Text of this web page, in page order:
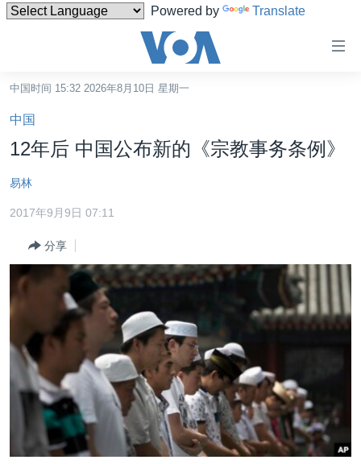
Powered by Translate
碍
链
跳
内
导
跳
台湾
港澳
国际
最新国际新闻
中东
欧洲
非洲
美洲
全球议题
分类新闻
经济·金融·贸易
人权·法律·宗教
科教·文娱·体健
军事
劳工
美中关系
热点专题
白宫要闻
国会报道
美中关系
美国建国250周年
VOA视频
VOA今日焦点
中文广播
中国时间 15:32 2026年8月10日 星期一
中国
12年后 中国公布新的《宗教事务条例》
易林
2017年9月9日 07:11
分享